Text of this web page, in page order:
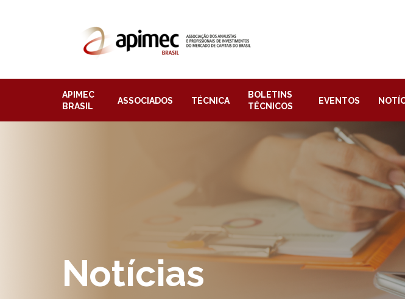
APIMEC
BRASIL
ASSOCIADOS TÉCNICA
BOLETINS
TÉCNICOS
EVENTOS
Notícias